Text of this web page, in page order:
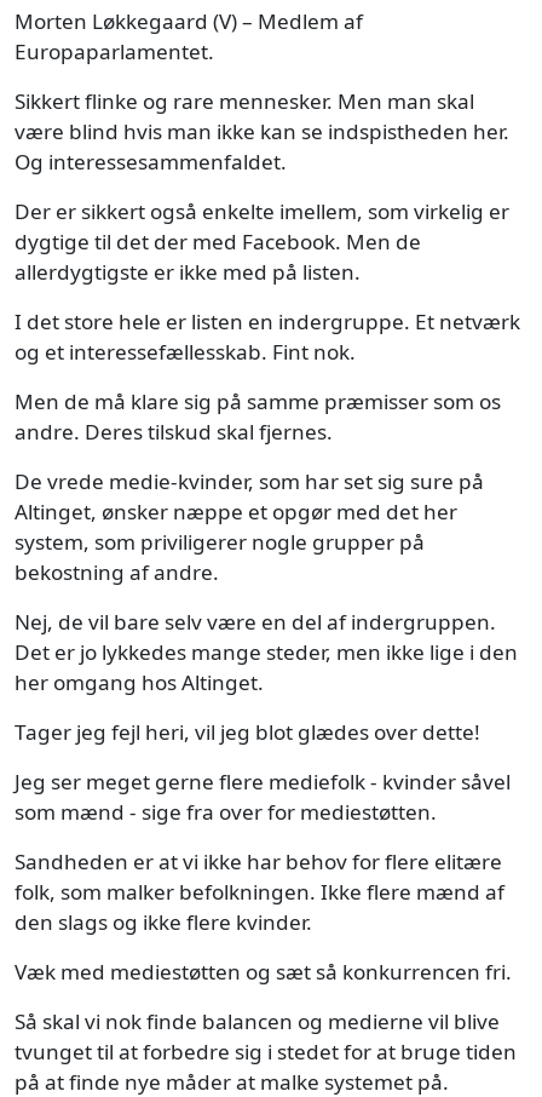
Morten Løkkegaard (V) – Medlem af
Europaparlamentet.
Sikkert flinke og rare mennesker. Men man skal
være blind hvis man ikke kan se indspistheden her.
Og interessesammenfaldet.
Der er sikkert også enkelte imellem, som virkelig er
dygtige til det der med Facebook. Men de
allerdygtigste er ikke med på listen.
I det store hele er listen en indergruppe. Et netværk
og et interessefællesskab. Fint nok.
Men de må klare sig på samme præmisser som os
andre. Deres tilskud skal fjernes.
De vrede medie-kvinder, som har set sig sure på
Altinget, ønsker næppe et opgør med det her
system, som priviligerer nogle grupper på
bekostning af andre.
Nej, de vil bare selv være en del af indergruppen.
Det er jo lykkedes mange steder, men ikke lige i den
her omgang hos Altinget.
Tager jeg fejl heri, vil jeg blot glædes over dette!
Jeg ser meget gerne flere mediefolk - kvinder såvel
som mænd - sige fra over for mediestøtten.
Sandheden er at vi ikke har behov for flere elitære
folk, som malker befolkningen. Ikke flere mænd af
den slags og ikke flere kvinder.
Væk med mediestøtten og sæt så konkurrencen fri.
Så skal vi nok finde balancen og medierne vil blive
tvunget til at forbedre sig i stedet for at bruge tiden
på at finde nye måder at malke systemet på.